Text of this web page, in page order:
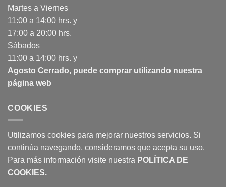
Martes a Viernes
11:00 a 14:00 hrs. y
17:00 a 20:00 hrs.
Sábados
11:00 a 14:00 hrs. y
Agosto Cerrado, puede comprar utilizando nuestra
página web
COOKIES
Utilizamos cookies para mejorar nuestros servicios. Si
continúa navegando, consideramos que acepta su uso.
Para más información visite nuestra POLÍTICA DE
COOKIES.